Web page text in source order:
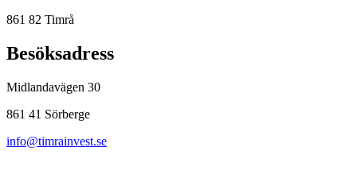
861 82 Timrå
Besöksadress
Midlandavägen 30
861 41 Sörberge
info@timrainvest.se